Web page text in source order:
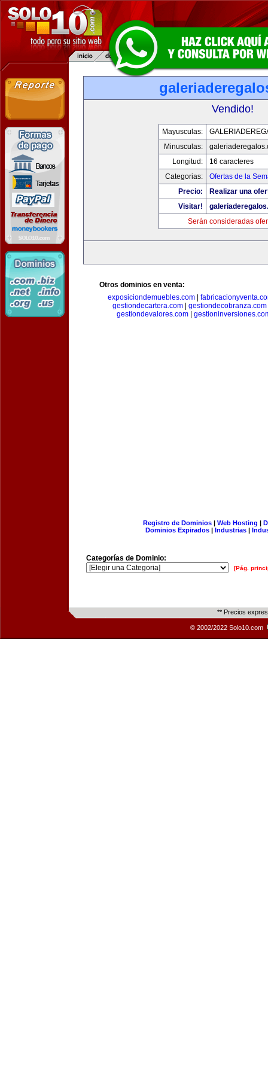
Vendido!
Mayusculas:
Minusculas:
Longitud:
16 caracteres
Categorias:
Ofertas de la
Precio:
Realizar una
Visitar!
Serán consideradas
Otros dominios en venta:
exposiciondemuebles.com|
gestiondecartera.com| gestiondecobranza.com
gestiondevalores.com|
Registro de Dominios| Web Hosting |
Dominios Expirados | Industrias |
Categorías de Dominio:
[Pág.
** Precios
© 2002/2022 Solo10.com